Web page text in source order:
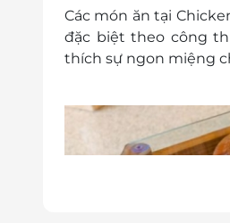
179 Lê Duẩn, Phường
Căn 7F đường 19/5,
Số 19 Phan Đình Giót,
Bà Rịa Vũng Tàu
Đường Hùng Vương,
Các món ăn tại
đặc biệt theo công
thích sự ngon miệng